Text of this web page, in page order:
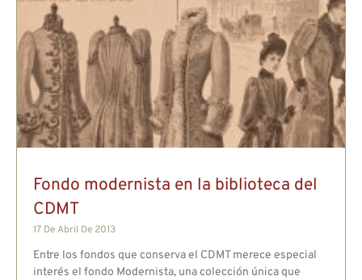
Fondo modernista en la biblioteca del
CDMT
17 De Abril De 2013
Entre los fondos que conserva el CDMT merece especial
interés el fondo Modernista, una colección única que